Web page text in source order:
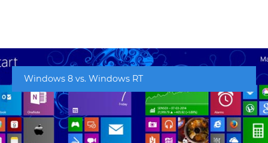
Windows 8 vs. Windows RT